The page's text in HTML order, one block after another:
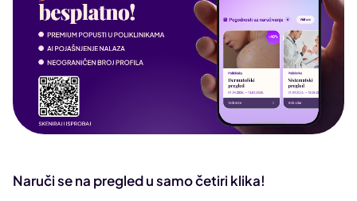
Naruči se na pregled u samo četiri klika!